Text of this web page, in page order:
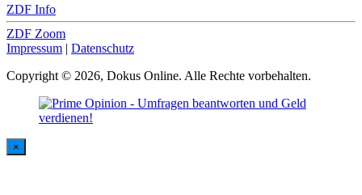
ZDF Info
ZDF Zoom
Impressum | Datenschutz
Copyright © 2026, Dokus Online. Alle Rechte vorbehalten.
×